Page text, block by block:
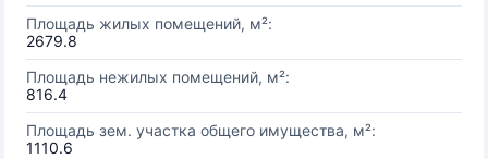
Площадь жилых помещений, м²:
2679.8
Площадь нежилых помещений, м²:
816.4
Площадь зем. участка общего имущества, м²:
1110.6